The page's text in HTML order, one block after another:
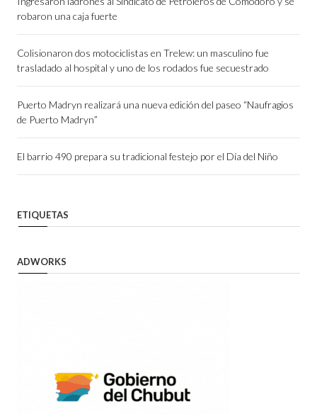
robaron una caja fuerte
Colisionaron dos motociclistas en Trelew: un masculino fue
trasladado al hospital y uno de los rodados fue secuestrado
Puerto Madryn realizará una nueva edición del paseo “Naufragios
de Puerto Madryn”
El barrio 490 prepara su tradicional festejo por el Día del Niño
ETIQUETAS
ADWORKS